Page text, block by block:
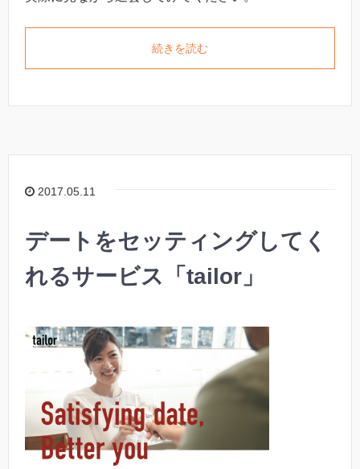
続きを読む
2017.05.11
デートをセッティングしてく
れるサービス「tailor」